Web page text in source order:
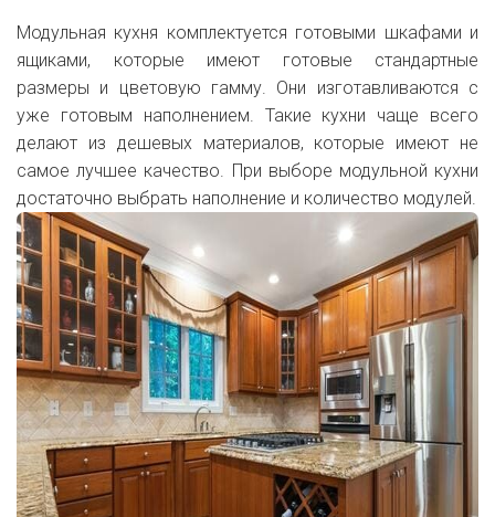
Модульная кухня комплектуется готовыми шкафами и
ящиками, которые имеют готовые стандартные
размеры и цветовую гамму. Они изготавливаются с
уже готовым наполнением. Такие кухни чаще всего
делают из дешевых материалов, которые имеют не
самое лучшее качество. При выборе модульной кухни
достаточно выбрать наполнение и количество модулей.